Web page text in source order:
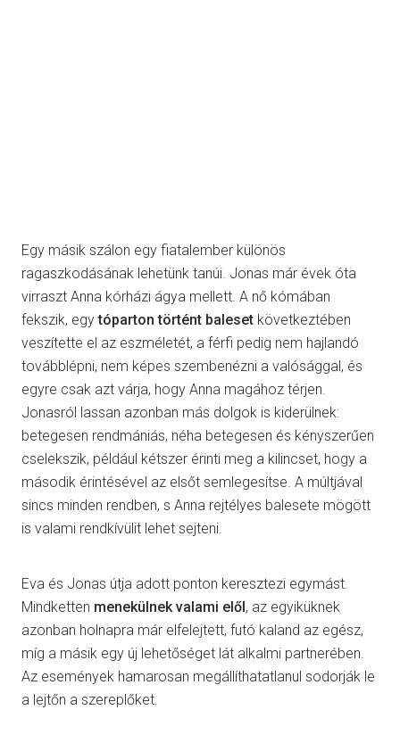
Egy másik szálon egy fiatalember különös
ragaszkodásának lehetünk tanúi. Jonas már évek óta
virraszt Anna kórházi ágya mellett. A nő kómában
fekszik, egytóparton történt baleset következtében
veszítette el az eszméletét, a férfi pedig nem hajlandó
továbblépni, nem képes szembenézni a valósággal, és
egyre csak azt várja, hogy Anna magához térjen.
Jonasról lassan azonban más dolgok is kiderülnek:
betegesen rendmániás, néha betegesen és kényszerűen
cselekszik, például kétszer érinti meg a kilincset, hogy a
második érintésével az elsőt semlegesítse. A múltjával
sincs minden rendben, s Anna rejtélyes balesete mögött
is valami rendkívülit lehet sejteni.
Eva és Jonas útja adott ponton keresztezi egymást.
Mindketten menekülnek valami elől, az egyiküknek
azonban holnapra már elfelejtett, futó kaland az egész,
míg a másik egy új lehetőséget lát alkalmi partnerében.
Az események hamarosan megállíthatatlanul sodorják le
a lejtőn a szereplőket.